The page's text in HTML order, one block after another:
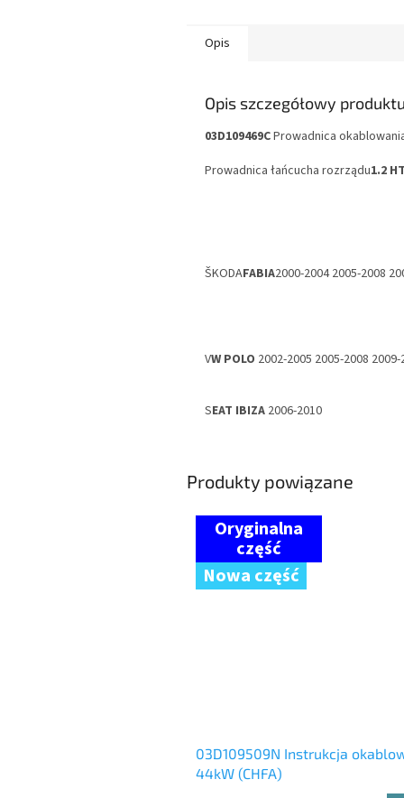
Opis
Opis szczegółowy
03D109469CProwadnica
Prowadnica łańcucha rozrządu1.2
ŠKODAFABIA2000-2004 2005-2008
VW POLO 2002-2005 2005-2008
SEAT IBIZA 2006-2010
Produkty powiązane
Nowa część
03D109509N Instrukcja
44kW (CHFA)